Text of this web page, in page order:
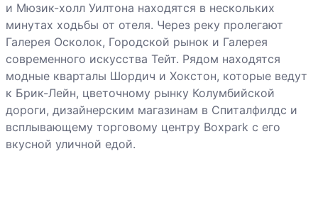
и Мюзик-холл Уилтона находятся в нескольких
минутах ходьбы от отеля. Через реку пролегают
Галерея Осколок, Городской рынок и Галерея
современного искусства Тейт. Рядом находятся
модные кварталы Шордич и Хокстон, которые ведут
к Брик-Лейн, цветочному рынку Колумбийской
дороги, дизайнерским магазинам в Спиталфилдс и
всплывающему торговому центру Boxpark с его
вкусной уличной едой.